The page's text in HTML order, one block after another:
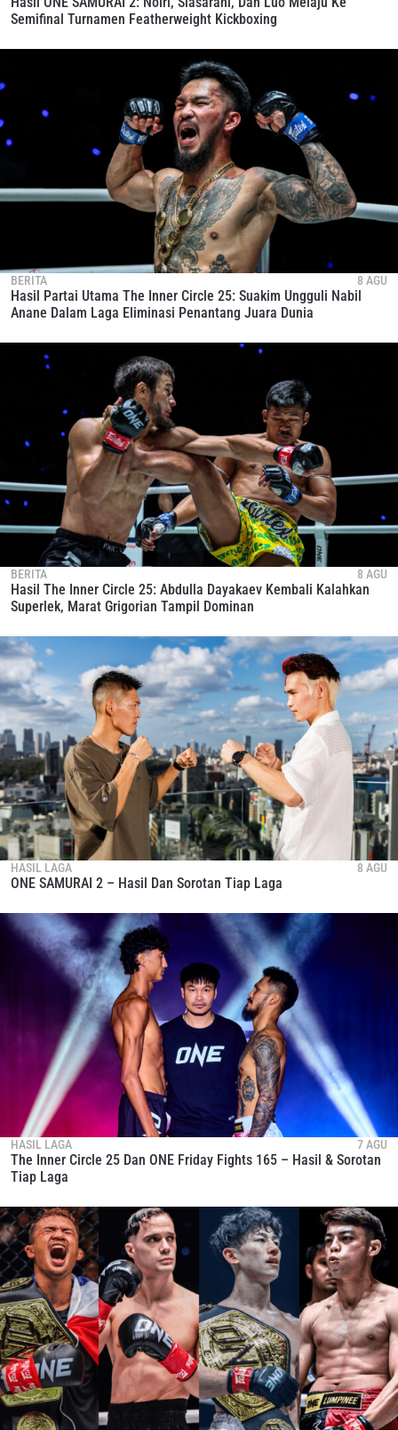
Semifinal Turnamen Featherweight Kickboxing
BERITA 8 AGU
Hasil Partai Utama The Inner Circle 25: Suakim Ungguli Nabil
Anane Dalam Laga Eliminasi Penantang Juara Dunia
BERITA 8 AGU
Hasil The Inner Circle 25: Abdulla Dayakaev Kembali Kalahkan
Superlek, Marat Grigorian Tampil Dominan
HASIL LAGA 8 AGU
ONE SAMURAI 2 – Hasil Dan Sorotan Tiap Laga
HASIL LAGA 7 AGU
The Inner Circle 25 Dan ONE Friday Fights 165 – Hasil & Sorotan
Tiap Laga